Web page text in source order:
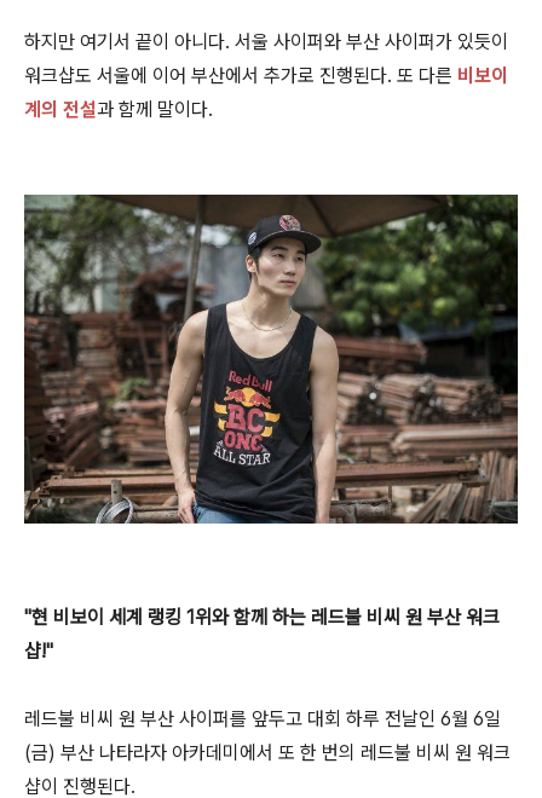
하지만 여기서 끝이 아니다. 서울 사이퍼와 부산 사이퍼가 있듯이
워크샵도 서울에 이어 부산에서 추가로 진행된다. 또 다른 비보이
계의 전설과 함께 말이다.
"현 비보이 세계 랭킹 1위와 함께 하는 레드불 비씨 원 부산 워크
샵!"
레드불 비씨 원 부산 사이퍼를 앞두고 대회 하루 전날인 6월 6일
(금) 부산 나타라자 아카데미에서 또 한 번의 레드불 비씨 원 워크
샵이 진행된다.